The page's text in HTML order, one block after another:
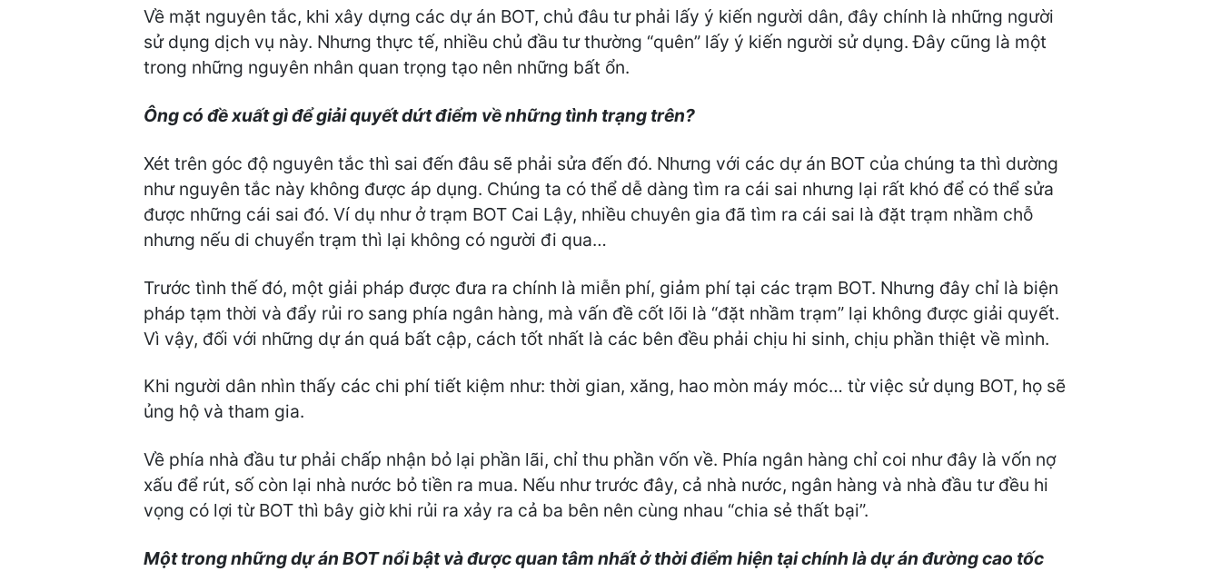
Về mặt nguyên tắc, khi xây dựng các dự án BOT, chủ đâu tư phải lấy ý kiến người dân, đây chính là những người
sử dụng dịch vụ này. Nhưng thực tế, nhiều chủ đầu tư thường “quên” lấy ý kiến người sử dụng. Đây cũng là một
trong những nguyên nhân quan trọng tạo nên những bất ổn.
Ông có đề xuất gì để giải quyết dứt điểm về những tình trạng trên?
Xét trên góc độ nguyên tắc thì sai đến đâu sẽ phải sửa đến đó. Nhưng với các dự án BOT của chúng ta thì dường
như nguyên tắc này không được áp dụng. Chúng ta có thể dễ dàng tìm ra cái sai nhưng lại rất khó để có thể sửa
được những cái sai đó. Ví dụ như ở trạm BOT Cai Lậy, nhiều chuyên gia đã tìm ra cái sai là đặt trạm nhầm chỗ
nhưng nếu di chuyển trạm thì lại không có người đi qua…
Trước tình thế đó, một giải pháp được đưa ra chính là miễn phí, giảm phí tại các trạm BOT. Nhưng đây chỉ là biện
pháp tạm thời và đẩy rủi ro sang phía ngân hàng, mà vấn đề cốt lõi là “đặt nhầm trạm” lại không được giải quyết.
Vì vậy, đối với những dự án quá bất cập, cách tốt nhất là các bên đều phải chịu hi sinh, chịu phần thiệt về mình.
Khi người dân nhìn thấy các chi phí tiết kiệm như: thời gian, xăng, hao mòn máy móc… từ việc sử dụng BOT, họ sẽ
ủng hộ và tham gia.
Về phía nhà đầu tư phải chấp nhận bỏ lại phần lãi, chỉ thu phần vốn về. Phía ngân hàng chỉ coi như đây là vốn nợ
xấu để rút, số còn lại nhà nước bỏ tiền ra mua. Nếu như trước đây, cả nhà nước, ngân hàng và nhà đầu tư đều hi
vọng có lợi từ BOT thì bây giờ khi rủi ra xảy ra cả ba bên nên cùng nhau “chia sẻ thất bại”.
Một trong những dự án BOT nổi bật và được quan tâm nhất ở thời điểm hiện tại chính là dự án đường cao tốc